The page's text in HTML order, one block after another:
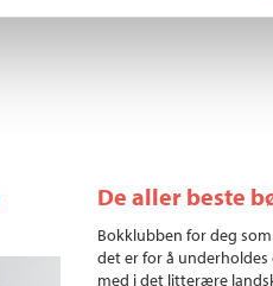
De aller beste
Bokklubben for deg
det er for å underholdes
med i det litterære